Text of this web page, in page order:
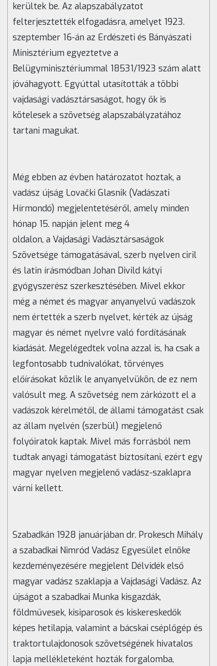
kerültek be. Az alapszabályzatot
felterjesztették elfogadásra, amelyet 1923.
szeptember 16-án az Erdészeti és Bányászati
Minisztérium egyeztetve a
Belügyminisztériummal 18531/1923 szám alatt
jóváhagyott. Egyúttal utasították a többi
vajdasági vadásztársaságot, hogy ők is
kötelesek a szövetség alapszabályzatához
tartani magukat.
Még ebben az évben határozatot hoztak, a
vadász újság Lovački Glasnik (Vadászati
Hírmondó) megjelentetéséről, amely minden
hónap 15. napján jelent meg 4
oldalon, a Vajdasági Vadásztársaságok
Szövetsége támogatásával, szerb nyelven ciril
és latin írásmódban Johan Divild kátyi
gyógyszerész szerkesztésében. Mivel ekkor
még a német és magyar anyanyelvű vadászok
nem értették a szerb nyelvet, kérték az újság
magyar és német nyelvre való fordításának
kiadását. Megelégedtek volna azzal is, ha csak a
legfontosabb tudnivalókat, törvényes
előírásokat közlik le anyanyelvükön, de ez nem
valósult meg. A szövetség nem zárkózott el a
vadászok kérelmétől, de állami támogatást csak
az állam nyelvén (szerbül) megjelenő
folyóiratok kaptak. Mivel más forrásból nem
tudtak anyagi támogatást biztosítani, ezért egy
magyar nyelven megjelenő vadász-szaklapra
várni kellett.
Szabadkán 1928 januárjában dr. Prokesch Mihály
a szabadkai Nimród Vadász Egyesület elnöke
kezdeményezésére megjelent Délvidék első
magyar vadász szaklapja a Vajdasági Vadász. Az
újságot a szabadkai Munka kisgazdák,
földművesek, kisiparosok és kiskereskedők
képes hetilapja, valamint a bácskai cséplőgép és
traktortulajdonosok szövetségének hivatalos
lapja mellékleteként hozták forgalomba,